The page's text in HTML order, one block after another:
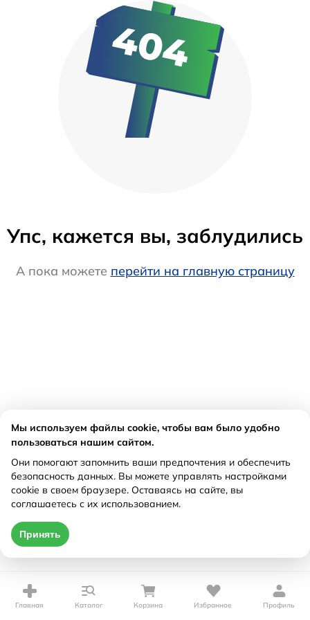
Упс, кажется вы, заблудились
А пока можете перейти на главную страницу
Главная Каталог Корзина Избранное Профиль
Мы используем файлы cookie, чтобы вам было удобно
пользоваться нашим сайтом.
Они помогают запомнить ваши предпочтения и обеспечить
безопасность данных. Вы можете управлять настройками
cookie в своем браузере. Оставаясь на сайте, вы
соглашаетесь с их использованием.
Принять